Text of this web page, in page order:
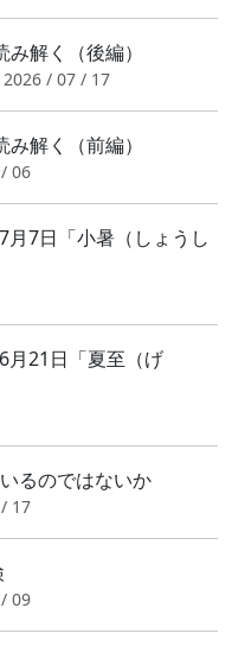
解く（後編）
2026 / 07 / 17
解く（前編）
06
7日「小暑（しょうし
21日「夏至（げ
るのではないか
17
09